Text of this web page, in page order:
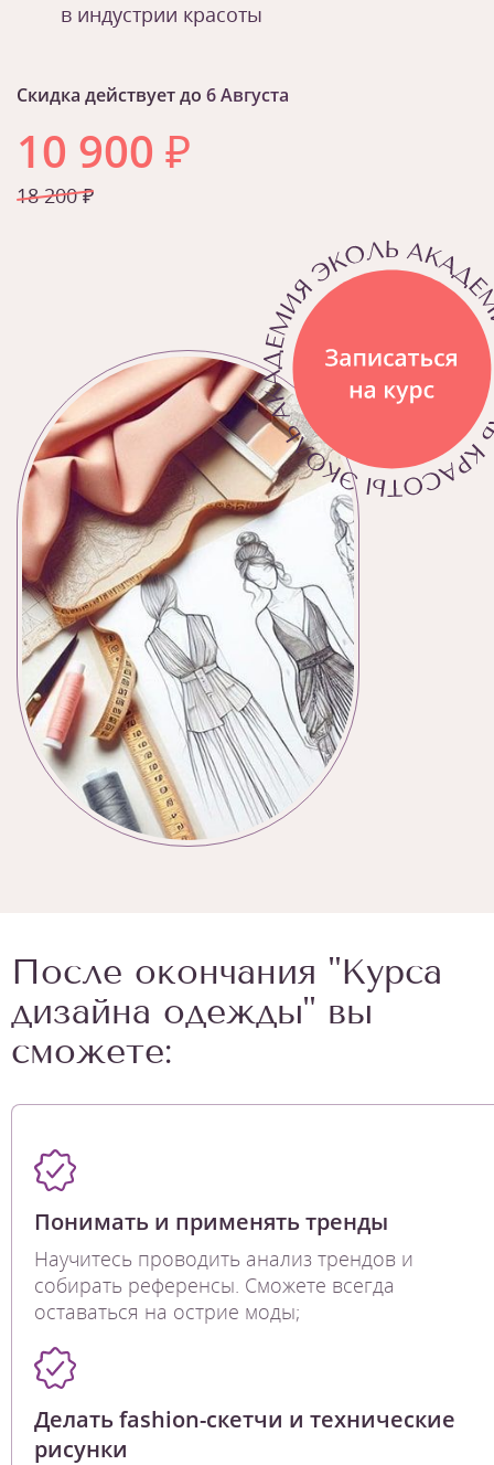
в индустрии красоты
Скидка действует до 6 Августа
10 900 ₽
18 200 ₽
После окончания "Курса
дизайна одежды" вы
сможете:
Понимать и применять тренды
Научитесь проводить анализ трендов и
собирать референсы. Сможете всегда
оставаться на острие моды;
Делать fashion-скетчи и технические
рисунки